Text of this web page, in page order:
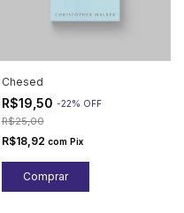
Chesed
R$19,50 -22% OFF
R$25,00
R$18,92 com Pix